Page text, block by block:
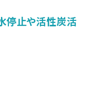
停止や活性炭活